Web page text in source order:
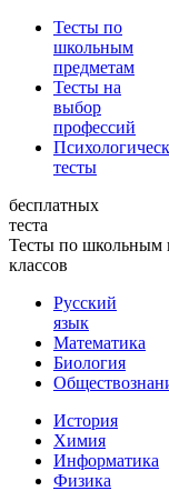
Тесты по
школьным
предметам
Тесты на
выбор
профессий
тесты
бесплатных
теста
Тесты по школьным
классов
Русский
язык
Математика
Биология
История
Химия
Информатика
Физика